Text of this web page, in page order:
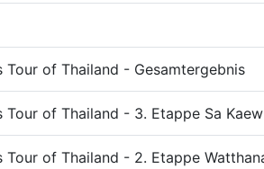
Tour of Thailand - Gesamtergebnis
of Thailand - 3. Etappe Sa
Tour of Thailand - 2. Etappe